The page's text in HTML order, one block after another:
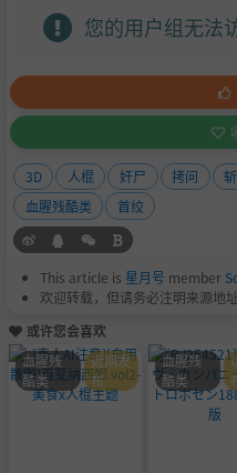
您的用户组无法
3D 人棍 奸尸 拷问
血腥残酷类
首绞
This article is 星月号 member
欢迎转载，但请务必注明来源地址
或许您会喜欢
血腥残
酷类
近期发
布
血腥残
酷类